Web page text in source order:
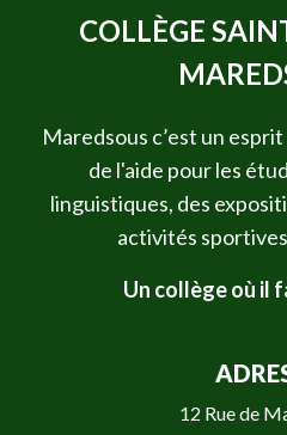
COLLÈGE
Maredsous c’est un
de l'aide pour les
linguistiques, des
activités
Un collège où il
12 Rue de